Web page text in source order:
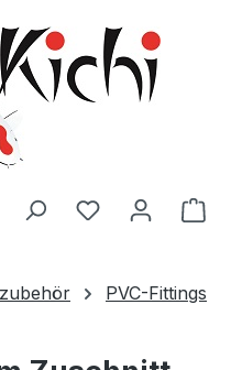
PVC-Fittings